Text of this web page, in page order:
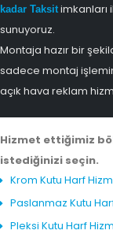
kadar Taksitimkanları
sunuyoruz.
Montaja hazır bir
sadece montaj
açık hava reklam
Hizmet ettiğimiz
istediğinizi seçin.
Krom Kutu Harf
Paslanmaz Kutu
Pleksi Kutu Harf